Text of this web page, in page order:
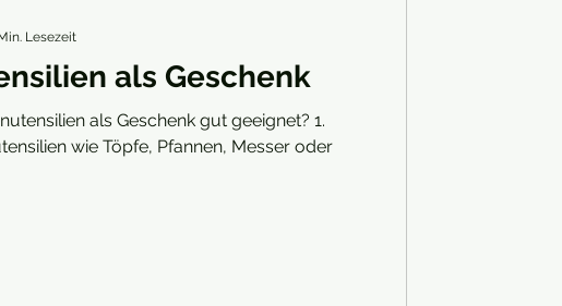
als Geschenk
als Geschenk gut geeignet? 1.
Lesezeit